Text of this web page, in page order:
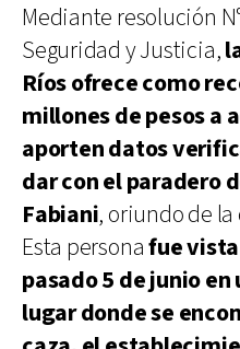
Mediante resolución
Seguridad y Justicia,
Ríos ofrece como
millones de pesos a
aporten datos
dar con el paradero
Fabiani, oriundo de
Esta personafue
pasado 5 de junio
lugar donde se